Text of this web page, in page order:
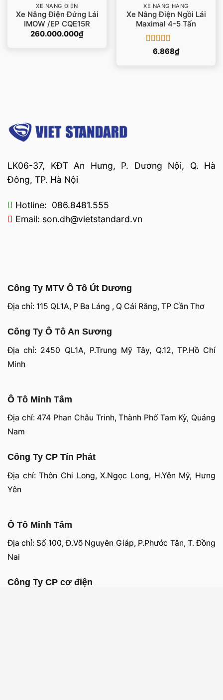
XE NÂNG ĐIỆN
Xe Nâng Điện Đứng Lái
IMOW /EP CQE15R
260.000.000₫
XE NÂNG HÀNG
Xe Nâng Điện Ngồi Lái
Maximal 4-5 Tấn
Được xếp
5 sao
6.868₫
LK06-37, KĐT An Hưng, P. Dương Nội, Q. Hà
Đông, TP. Hà Nội
Hotline: 086.8481.555
Email: son.dh@vietstandard.vn
Công Ty MTV Ô Tô Út Dương
Địa chỉ: 115 QL1A, P Ba Láng , Q Cái Răng, TP Cần Thơ
Công Ty Ô Tô An Sương
Địa chỉ: 2450 QL1A, P.Trung Mỹ Tây, Q.12, TP.Hồ Chí
Minh
Ô Tô Minh Tâm
Địa chỉ: 474 Phan Châu Trinh, Thành Phố Tam Kỳ, Quảng
Nam
Công Ty CP Tín Phát
Địa chỉ: Thôn Chi Long, X.Ngọc Long, H.Yên Mỹ, Hưng
Yên
Ô Tô Minh Tâm
Địa chỉ: Số 100, Đ.Võ Nguyên Giáp, P.Phước Tân, T. Đồng
Nai
Công Ty CP cơ điện